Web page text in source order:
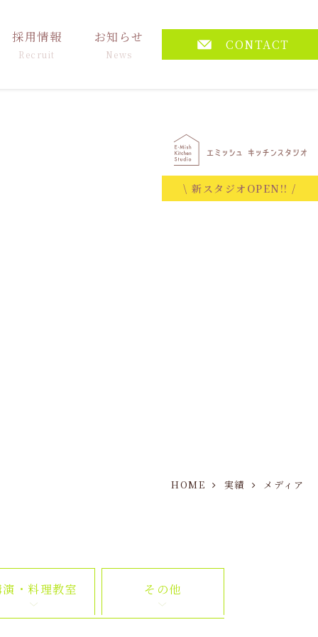
採用情報
Recruit
お知らせ
News
CONTACT
\ 新スタジオOPEN!! /
HOME 実績 メディア
・料理教室 その他